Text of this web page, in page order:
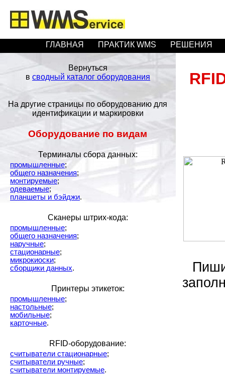
ГЛАВНАЯ ПРАКТИК WMS РЕШЕНИЯ
Вернуться
в сводный каталог оборудования
На другие страницы по оборудованию для
идентификации и маркировки
Оборудование по видам
Терминалы сбора данных:
промышленные;
общего назначения;
монтируемые;
одеваемые;
планшеты и бэйджи.
Сканеры штрих-кода:
промышленные;
общего назначения;
наручные;
стационарные;
микрокиоски;
сборщики данных.
Принтеры этикеток:
промышленные;
настольные;
мобильные;
карточные.
RFID-оборудование:
считыватели стационарные;
считыватели ручные;
считыватели монтируемые.